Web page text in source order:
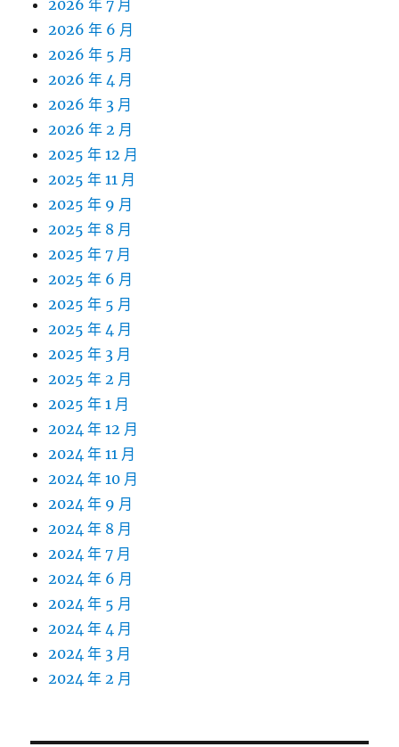
2026 年 7 月
2026 年 6 月
2026 年 5 月
2026 年 4 月
2026 年 3 月
2026 年 2 月
2025 年 12 月
2025 年 11 月
2025 年 9 月
2025 年 8 月
2025 年 7 月
2025 年 6 月
2025 年 5 月
2025 年 4 月
2025 年 3 月
2025 年 2 月
2025 年 1 月
2024 年 12 月
2024 年 11 月
2024 年 10 月
2024 年 9 月
2024 年 8 月
2024 年 7 月
2024 年 6 月
2024 年 5 月
2024 年 4 月
2024 年 3 月
2024 年 2 月